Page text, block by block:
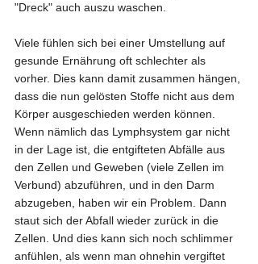
"Dreck" auch auszu waschen.
Viele fühlen sich bei einer Umstellung auf
gesunde Ernährung oft schlechter als
vorher. Dies kann damit zusammen hängen,
dass die nun gelösten Stoffe nicht aus dem
Körper ausgeschieden werden können.
Wenn nämlich das Lymphsystem gar nicht
in der Lage ist, die entgifteten Abfälle aus
den Zellen und Geweben (viele Zellen im
Verbund) abzuführen, und in den Darm
abzugeben, haben wir ein Problem. Dann
staut sich der Abfall wieder zurück in die
Zellen. Und dies kann sich noch schlimmer
anfühlen, als wenn man ohnehin vergiftet